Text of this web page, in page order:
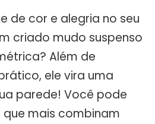
de cor e alegria no seu
criado mudo suspenso
Além de
ele vira uma
parede! Você pode
mais combinam